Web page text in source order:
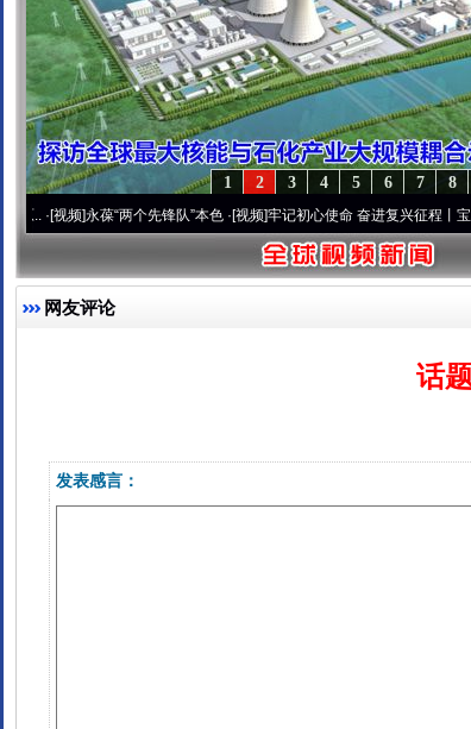
8
7
6
5
4
3
2
1
·[视频] 永葆“两个先锋队”本色·[视频] 牢记初心使命 奋进复兴征程丨宝塔山
网友评论
话
发表感言：